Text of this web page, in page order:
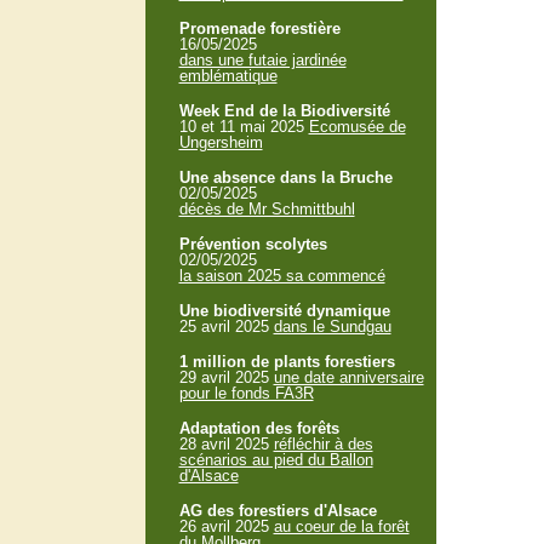
Promenade forestière
16/05/2025
dans une futaie jardinée
emblématique
Week End de la Biodiversité
10 et 11 mai 2025 Ecomusée de
Ungersheim
Une absence dans la Bruche
02/05/2025
décès de Mr Schmittbuhl
Prévention scolytes
02/05/2025
la saison 2025 sa commencé
Une biodiversité dynamique
25 avril 2025 dans le Sundgau
1 million de plants forestiers
29 avril 2025 une date anniversaire
pour le fonds FA3R
Adaptation des forêts
28 avril 2025 réfléchir à des
scénarios au pied du Ballon
d'Alsace
AG des forestiers d'Alsace
26 avril 2025 au coeur de la forêt